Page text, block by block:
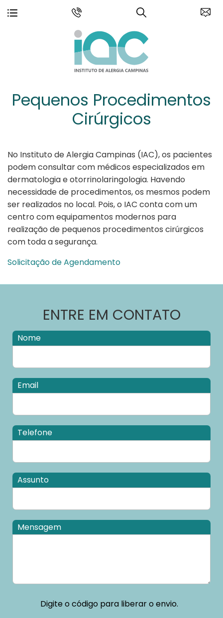
Pequenos Procedimentos
Cirúrgicos
No Instituto de Alergia Campinas (IAC), os pacientes
podem consultar com médicos especializados em
dermatologia e otorrinolaringologia. Havendo
necessidade de procedimentos, os mesmos podem
ser realizados no local. Pois, o IAC conta com um
centro com equipamentos modernos para
realização de pequenos procedimentos cirúrgicos
com toda a segurança.
Solicitação de Agendamento
ENTRE EM CONTATO
Nome
Email
Telefone
Assunto
Mensagem
Digite o código para liberar o envio.